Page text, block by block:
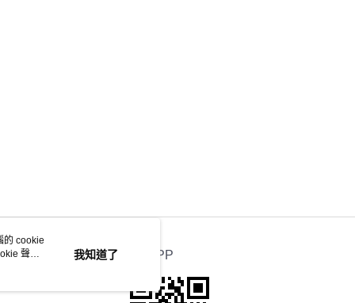
官方APP
的 cookie
聲明
我知道了